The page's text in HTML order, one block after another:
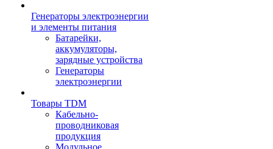
Генераторы электроэнергии
и элементы питания
Батарейки,
аккумуляторы,
зарядные устройства
Генераторы
электроэнергии
Товары TDM
Кабельно-
проводниковая
продукция
Модульное